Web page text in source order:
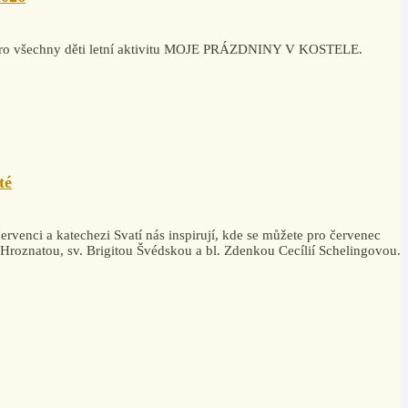
všechny děti letní aktivitu MOJE PRÁZDNINY V KOSTELE.
a katechezi Svatí nás inspirují, kde se můžete pro červenec
sv. Brigitou Švédskou a bl. Zdenkou Cecílií Schelingovou.